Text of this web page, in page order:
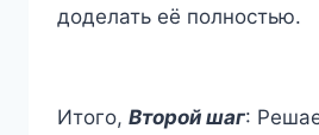
доделать её полностью.
Итого, Второй шаг: